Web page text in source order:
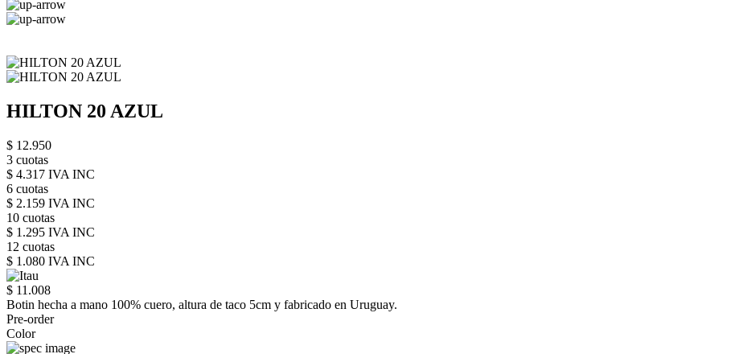
HILTON 20 AZUL
$ 12.950
3 cuotas
$ 4.317 IVA INC
6 cuotas
$ 2.159 IVA INC
10 cuotas
$ 1.295 IVA INC
12 cuotas
$ 1.080 IVA INC
$ 11.008
Botin hecha a mano 100% cuero, altura de taco 5cm y fabricado en Uruguay.
Pre-order
Color